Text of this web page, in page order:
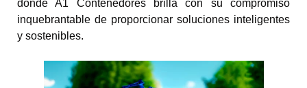
donde A1 Contenedores brilla con su compromiso
inquebrantable de proporcionar soluciones inteligentes
y sostenibles.